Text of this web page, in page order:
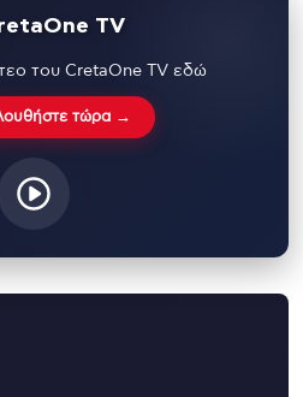
TV
του CretaOne TV εδώ
τώρα →